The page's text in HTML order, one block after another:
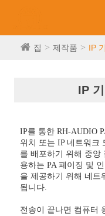
집 제작품 IP
IP
IP를 통한 RH-AUDIO
위치 또는 IP 네트워크
를 배포하기 위해 중앙
용하는 PA 페이징 및
을 제공하기 위해 네트
됩니다.
전송이 끝나면 컴퓨터